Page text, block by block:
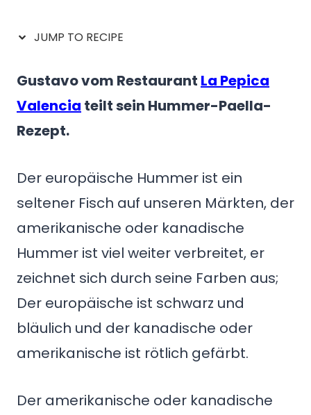
JUMP TO RECIPE
Gustavo vom Restaurant La Pepica
Valencia teilt sein Hummer-Paella-
Rezept.
Der europäische Hummer ist ein
seltener Fisch auf unseren Märkten, der
amerikanische oder kanadische
Hummer ist viel weiter verbreitet, er
zeichnet sich durch seine Farben aus;
Der europäische ist schwarz und
bläulich und der kanadische oder
amerikanische ist rötlich gefärbt.
Der amerikanische oder kanadische